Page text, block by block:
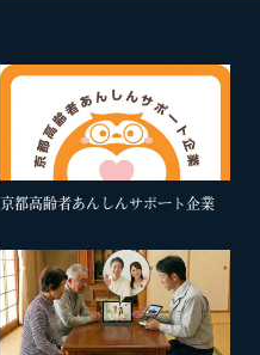
京都高齢者あんしんサポート企業